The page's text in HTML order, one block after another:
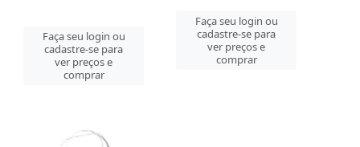
Faça seu login ou
cadastre-se para
ver preços e
comprar
Faça seu login ou
cadastre-se para
ver preços e
comprar